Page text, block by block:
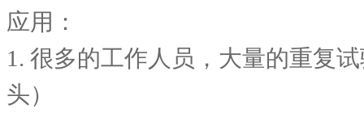
应用：
1. 很多的工作人员，大量的重复
头）